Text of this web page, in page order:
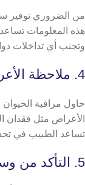
من الضروري توفير
هذه المعلومات
وتجنب أي تداخلات
4. ملاحظة الأعراض بدقة
حاول مراقبة
الأعراض مثل فقدان
تساعد الطبيب في
5. التأكد من وسيلة التواصل مع الطبيب